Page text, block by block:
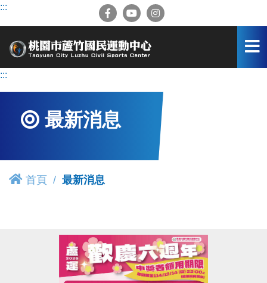
跳
容
:::
:::
最新消息
首頁 最新消息